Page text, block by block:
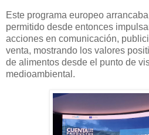
Este programa europeo
permitido desde entonces
acciones en comunicación,
venta, mostrando los valores
de alimentos desde el punto de
medioambiental.